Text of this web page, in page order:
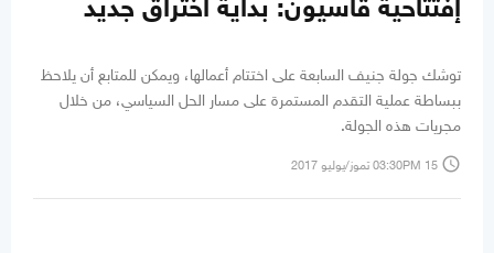
إفتتاحية قاسيون: بداية اختراق جديد
توشك جولة جنيف السابعة على اختتام أعمالها، ويمكن للمتابع أن يلاحظ
ببساطة عملية التقدم المستمرة على مسار الحل السياسي، من خلال
مجريات هذه الجولة.
access_time 03:30PM 15 تموز/يوليو 2017